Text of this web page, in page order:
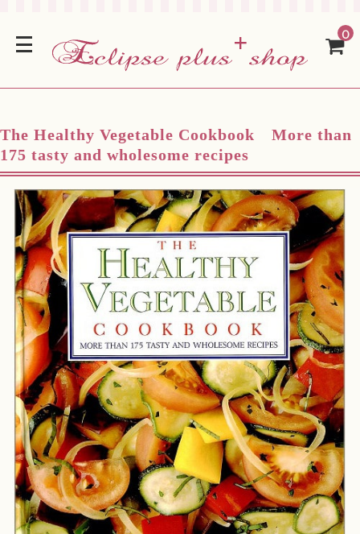
0
The Healthy Vegetable Cookbook More than
175 tasty and wholesome recipes